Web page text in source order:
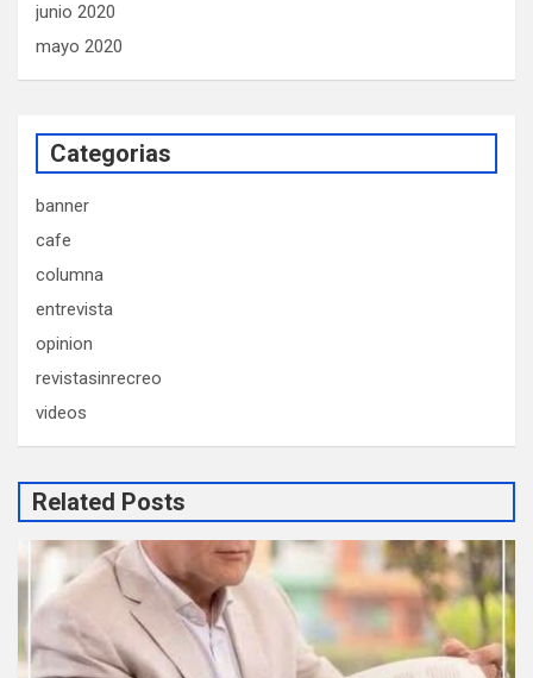
junio 2020
mayo 2020
Categorias
banner
cafe
columna
entrevista
opinion
revistasinrecreo
videos
Related Posts